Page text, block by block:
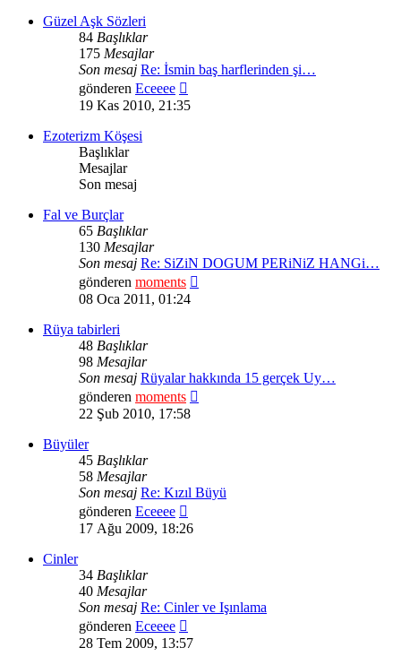
Güzel Aşk Sözleri
84 Başlıklar
175 Mesajlar
Son mesaj Re: İsmin baş harflerinden şi…
gönderen Eceeee
mesajı
19 Kas 2010, 21:35
Ezoterizm Köşesi
Başlıklar
Mesajlar
Son mesaj
Fal ve Burçlar
65 Başlıklar
130 Mesajlar
Son mesaj Re: SiZiN DOGUM PERiNiZ HANGi…
gönderen moments
08 Oca 2011, 01:24
Rüya tabirleri
48 Başlıklar
98 Mesajlar
Son mesaj Rüyalar hakkında 15 gerçek Uy…
gönderen moments
22 Şub 2010, 17:58
Büyüler
45 Başlıklar
58 Mesajlar
Son mesaj Re: Kızıl Büyü
gönderen Eceeee
mesajı
17 Ağu 2009, 18:26
Cinler
34 Başlıklar
40 Mesajlar
Son mesaj Re: Cinler ve Işınlama
gönderen Eceeee
mesajı
28 Tem 2009, 13:57